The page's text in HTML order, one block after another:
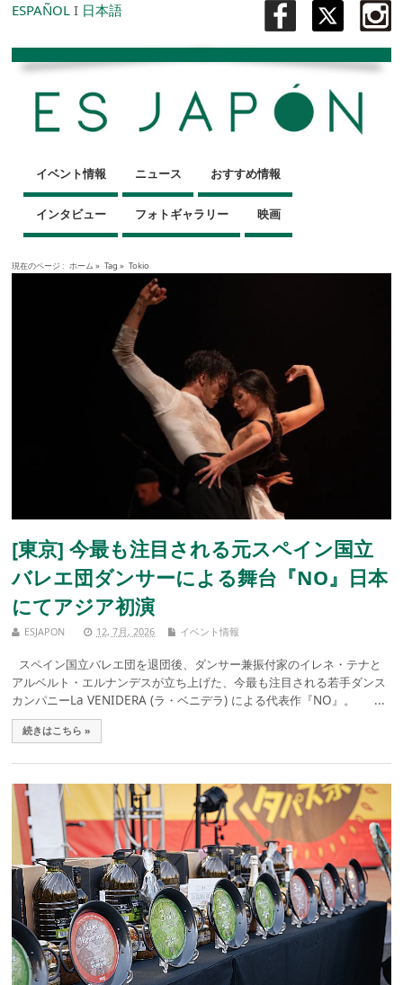
ESPAÑOL I 日本語
イベント情報 ニュース おすすめ情報
インタビュー フォトギャラリー 映画
現在のページ : ホーム » Tag » Tokio
[東京] 今最も注目される元スペイン国立
バレエ団ダンサーによる舞台『NO』日本
にてアジア初演
ESJAPON 12, 7月, 2026 イベント情報
スペイン国立バレエ団を退団後、ダンサー兼振付家のイレネ・テナと
アルベルト・エルナンデスが立ち上げた、今最も注目される若手ダンス
カンパニーLa VENIDERA (ラ・ベニデラ) による代表作『NO』。 ...
続きはこちら »